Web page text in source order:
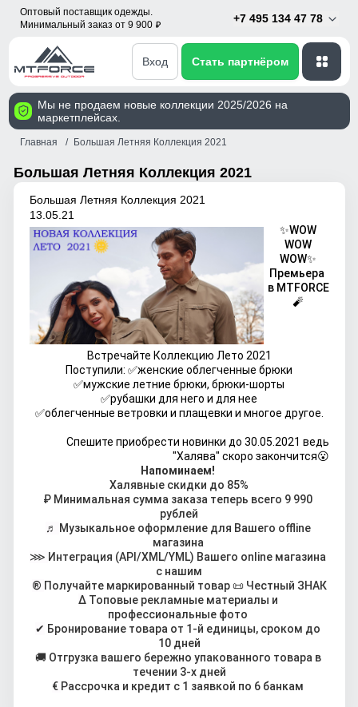
Оптовый поставщик одежды.
Минимальный заказ от 9 900 p
+7 495 134 47 78
Вход Стать партнёром
Мы не продаем новые коллекции 2025/2026 на
маркетплейсах.
Главная Большая Летняя Коллекция 2021
Большая Летняя Коллекция 2021
Большая Летняя Коллекция 2021
13.05.21
✨WOW
WOW
WOW✨
Премьера
в MTFORCE
🧨
Встречайте Коллекцию Лето 2021
Поступили: ✅женские облегченные брюки
✅мужские летние брюки, брюки-шорты
✅рубашки для него и для нее
✅облегченные ветровки и плащевки и многое другое.
Спешите приобрести новинки до 30.05.2021 ведь
"Халява" скоро закончится😮
Напоминаем!
Халявные скидки до 85%
₽ Минимальная сумма заказа теперь всего 9 990
рублей
♬
Музыкальное оформление для Вашего offline
магазина
⋙ Интеграция (API/XML/YML) Вашего online магазина
с нашим
® Получайте маркированный товар 📜 Честный ЗНАК
∆ Топовые рекламные материалы и
профессиональные фото
✔ Бронирование товара от 1-й единицы, сроком до
10 дней
🚚 Отгрузка вашего бережно упакованного товара в
течении 3-х дней
€ Рассрочка и кредит с 1 заявкой по 6 банкам